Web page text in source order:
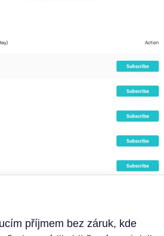
příjmem bez záruk, kde